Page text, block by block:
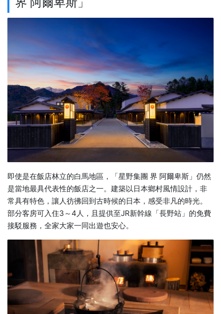
即使是在飯店林立的白馬地區，「星野集團 界 阿爾卑斯」仍然
是當地最具代表性的飯店之一。建築以日本鄉村風情設計，非
常具有特色，讓人彷彿回到古時候的日本，感受非凡的時光。
部分客房可入住3～4人，且提供至JR新幹線「長野站」的免費
接駁服務，全家大家一同出遊也安心。